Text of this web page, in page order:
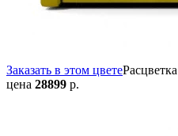
Заказать в этом цветеРасцветка
цена 28899 р.